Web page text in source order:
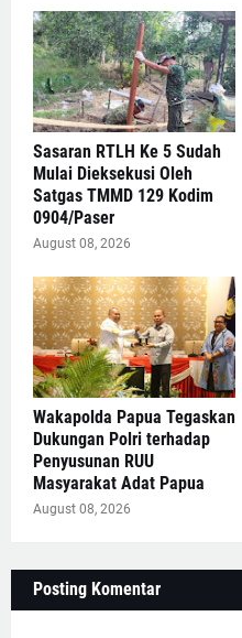
Sasaran RTLH Ke 5 Sudah
Mulai Dieksekusi Oleh
Satgas TMMD 129 Kodim
0904/Paser
August 08, 2026
Wakapolda Papua Tegaskan
Dukungan Polri terhadap
Penyusunan RUU
Masyarakat Adat Papua
August 08, 2026
Posting Komentar